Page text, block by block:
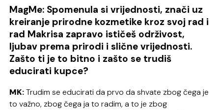
MagMe: Spomenula si vrijednosti, znači uz
kreiranje prirodne kozmetike kroz svoj rad i
rad Makrisa zapravo ističeš održivost,
ljubav prema prirodi i slične vrijednosti.
Zašto ti je to bitno i zašto se trudiš
educirati kupce?
MK:Trudim se educirati da prvo da shvate zbog čega je
to važno, zbog čega ja to radim, a to je zbog